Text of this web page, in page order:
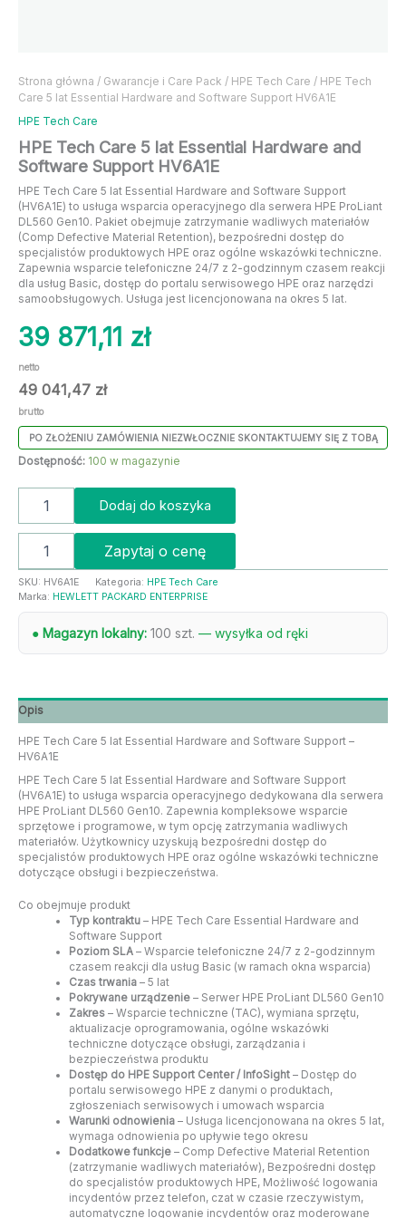
Strona główna / Gwarancje i Care Pack / HPE Tech Care / HPE Tech
Care 5 lat Essential Hardware and Software Support HV6A1E
HPE Tech Care
HPE Tech Care 5 lat Essential Hardware and
Software Support HV6A1E
HPE Tech Care 5 lat Essential Hardware and Software Support
(HV6A1E) to usługa wsparcia operacyjnego dla serwera HPE ProLiant
DL560 Gen10. Pakiet obejmuje zatrzymanie wadliwych materiałów
(Comp Defective Material Retention), bezpośredni dostęp do
specjalistów produktowych HPE oraz ogólne wskazówki techniczne.
Zapewnia wsparcie telefoniczne 24/7 z 2-godzinnym czasem reakcji
dla usług Basic, dostęp do portalu serwisowego HPE oraz narzędzi
samoobsługowych. Usługa jest licencjonowana na okres 5 lat.
39 871,11 zł
netto
49 041,47 zł
brutto
PO ZŁOŻENIU ZAMÓWIENIA NIEZWŁOCZNIE SKONTAKTUJEMY SIĘ Z TOBĄ
Dostępność: 100 w magazynie
Dodaj do koszyka
Zapytaj o cenę
SKU: HV6A1E Kategoria: HPE Tech Care
Marka: HEWLETT PACKARD ENTERPRISE
● Magazyn lokalny: 100 szt. — wysyłka od ręki
Opis
HPE Tech Care 5 lat Essential Hardware and Software Support –
HV6A1E
HPE Tech Care 5 lat Essential Hardware and Software Support
(HV6A1E) to usługa wsparcia operacyjnego dedykowana dla serwera
HPE ProLiant DL560 Gen10. Zapewnia kompleksowe wsparcie
sprzętowe i programowe, w tym opcję zatrzymania wadliwych
materiałów. Użytkownicy uzyskują bezpośredni dostęp do
specjalistów produktowych HPE oraz ogólne wskazówki techniczne
dotyczące obsługi i bezpieczeństwa.
Co obejmuje produkt
Typ kontraktu– HPE Tech Care Essential Hardware and
Software Support
Poziom SLA– Wsparcie telefoniczne 24/7 z 2-godzinnym
czasem reakcji dla usług Basic (w ramach okna wsparcia)
Czas trwania– 5 lat
Pokrywane urządzenie– Serwer HPE ProLiant DL560 Gen10
Zakres– Wsparcie techniczne (TAC), wymiana sprzętu,
aktualizacje oprogramowania, ogólne wskazówki
techniczne dotyczące obsługi, zarządzania i
bezpieczeństwa produktu
Dostęp do HPE Support Center / InfoSight– Dostęp do
portalu serwisowego HPE z danymi o produktach,
zgłoszeniach serwisowych i umowach wsparcia
Warunki odnowienia– Usługa licencjonowana na okres 5 lat,
wymaga odnowienia po upływie tego okresu
Dodatkowe funkcje– Comp Defective Material Retention
(zatrzymanie wadliwych materiałów), Bezpośredni dostęp
do specjalistów produktowych HPE, Możliwość logowania
incydentów przez telefon, czat w czasie rzeczywistym,
automatyczne logowanie incydentów oraz moderowane